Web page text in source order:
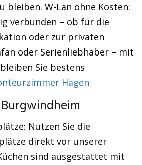
bleiben. W-Lan ohne Kosten:
verbunden – ob für die
oder zur privaten
oder Serienliebhaber – mit
Sie bestens
Hagen
Nutzen Sie die
direkt vor unserer
sind ausgestattet mit